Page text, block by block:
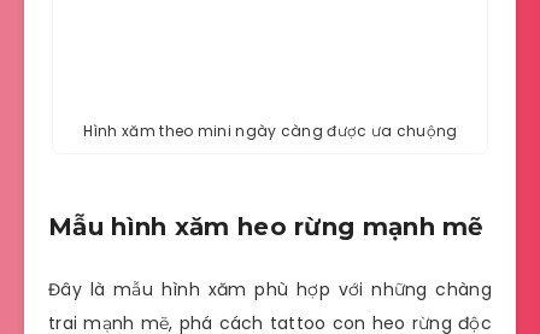
Hình xăm theo mini ngày càng được ưa chuộng
Mẫu hình xăm heo rừng mạnh mẽ
Đây là mẫu hình xăm phù hợp với những chàng
trai mạnh mẽ, phá cách tattoo con heo rừng độc